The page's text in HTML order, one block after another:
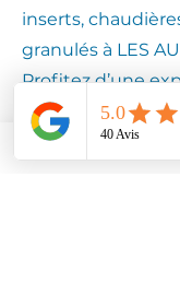
inserts,
granulés à LES
Profitez d’une
pour assurer la
équipement.